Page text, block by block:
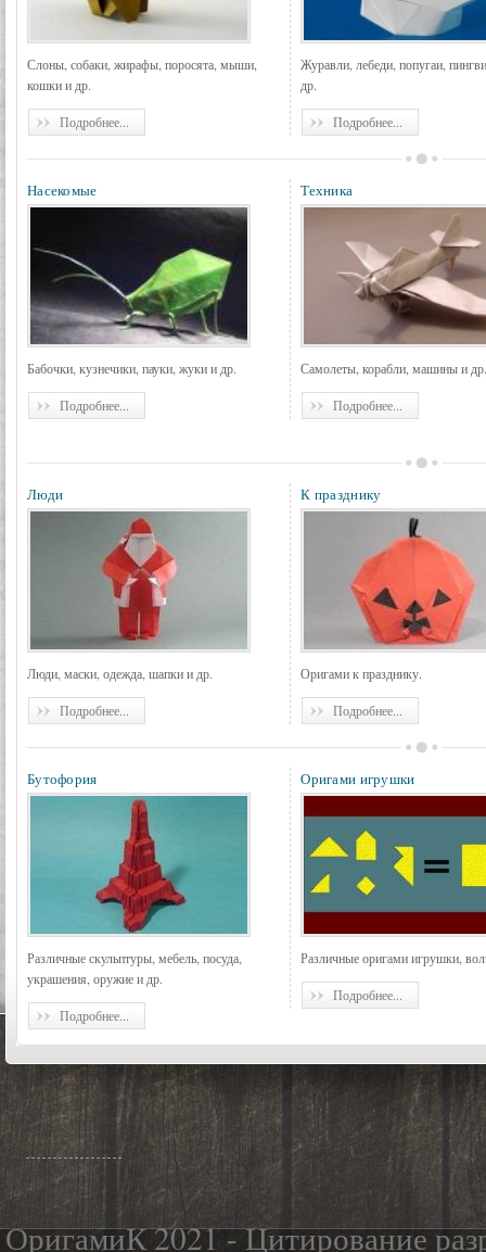
Слоны, собаки, жирафы, поросята, мыши,
кошки и др.
Подробнее...
Журавли, лебеди, попугаи,
др.
Подробнее...
Насекомые
Бабочки, кузнечики, пауки, жуки и др.
Подробнее...
Техника
Самолеты, корабли, машины и
Подробнее...
Люди
Люди, маски, одежда, шапки и др.
Подробнее...
К празднику
Оригами к празднику.
Подробнее...
Бутофория
Различные скульптуры, мебель, посуда,
украшения, оружие и др.
Подробнее...
Оригами игрушки
Различные оригами игрушки,
Подробнее...
ОригамиК 2021 - Цитирование